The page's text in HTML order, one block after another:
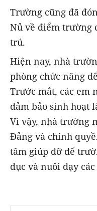
Trường cũng đã
Nủ về điểm trường
trú.
Hiện nay, nhà
phòng chức năng
Trước mắt, các em
đảm bảo sinh hoạt
Vì vậy, nhà trường
Đảng và chính
tâm giúp đỡ để
dục và nuôi dạy các